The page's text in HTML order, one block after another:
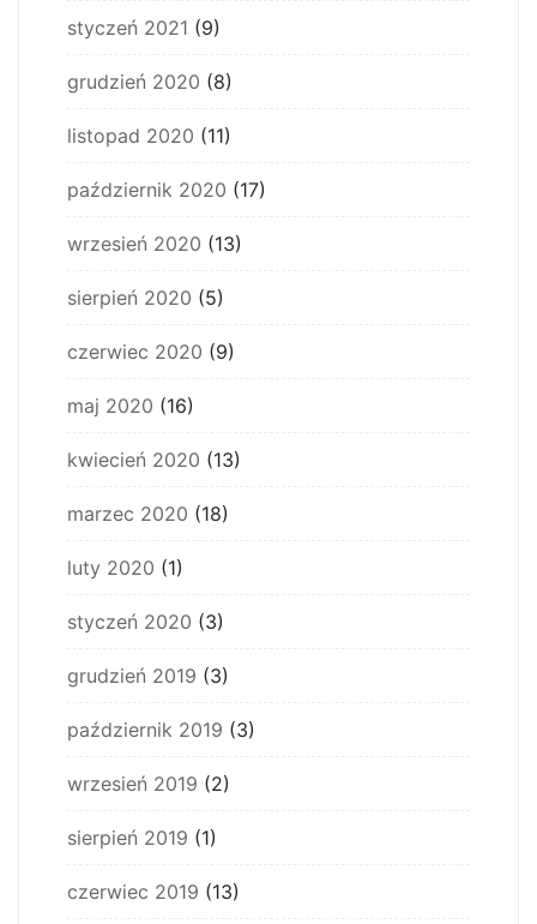
styczeń 2021 (9)
grudzień 2020 (8)
listopad 2020 (11)
październik 2020 (17)
wrzesień 2020 (13)
sierpień 2020 (5)
czerwiec 2020 (9)
maj 2020 (16)
kwiecień 2020 (13)
marzec 2020 (18)
luty 2020 (1)
styczeń 2020 (3)
grudzień 2019 (3)
październik 2019 (3)
wrzesień 2019 (2)
sierpień 2019 (1)
czerwiec 2019 (13)